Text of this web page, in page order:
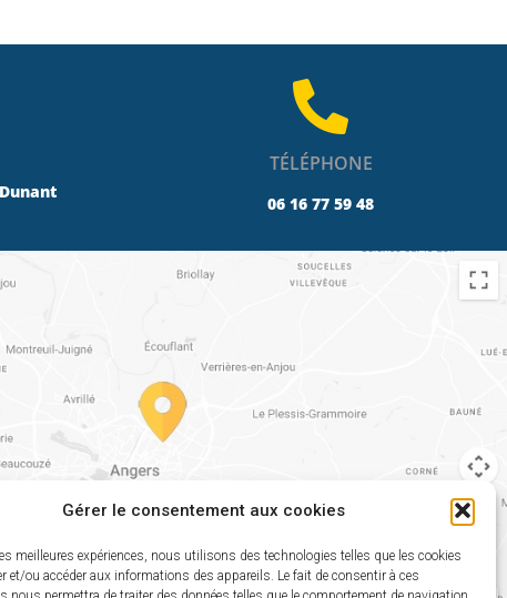
Gérer le consentement aux cookies
meilleures expériences, nous utilisons des technologies telles que les cookies
et/ou accéder aux informations des appareils. Le fait de consentir à ces
TÉLÉPHONE
06 16 77 59 48